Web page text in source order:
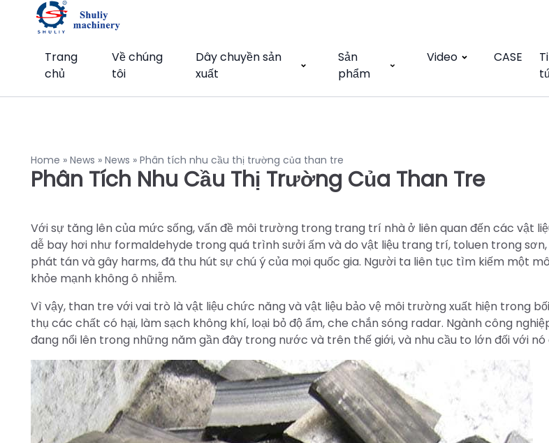
Trang
chủ
Về chúng
tôi
Dây chuyền sản
xuất
Sản
phẩm
Video CASE
Home » News » News » Phân tích nhu cầu thị trường của than tre
Phân Tích Nhu Cầu Thị Trường Của Than Tre
Với sự tăng lên của mức sống, vấn đề môi trường trong trang trí nhà ở liên quan đến các vật
dễ bay hơi như formaldehyde trong quá trình sưởi ấm và do vật liệu trang trí, toluen trong
phát tán và gây harms, đã thu hút sự chú ý của mọi quốc gia. Người ta liên tục tìm kiếm một
khỏe mạnh không ô nhiễm.
Vì vậy, than tre với vai trò là vật liệu chức năng và vật liệu bảo vệ môi trường xuất hiện trong
thụ các chất có hại, làm sạch không khí, loại bỏ độ ẩm, che chắn sóng radar. Ngành công
đang nổi lên trong những năm gần đây trong nước và trên thế giới, và nhu cầu to lớn đối với